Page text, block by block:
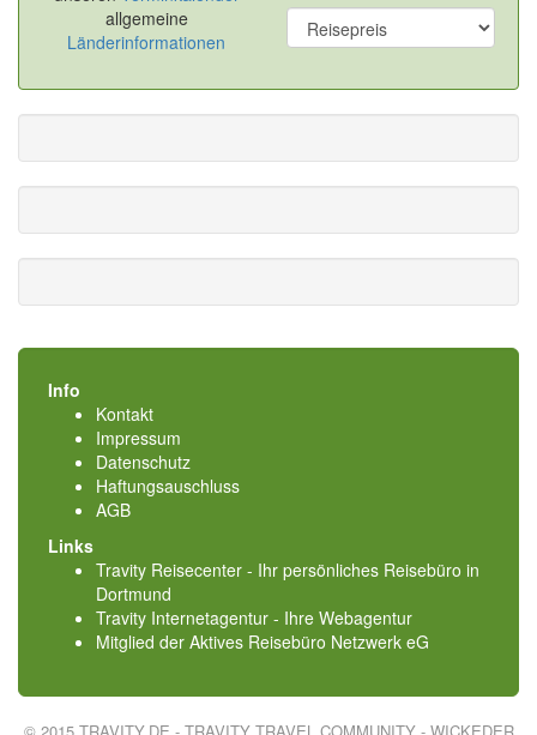
allgemeine
Länderinformationen
Info
Kontakt
Impressum
Datenschutz
Haftungsauschluss
AGB
Links
Travity Reisecenter - Ihr persönliches Reisebüro in
Dortmund
Travity Internetagentur - Ihre Webagentur
Mitglied der Aktives Reisebüro Netzwerk eG